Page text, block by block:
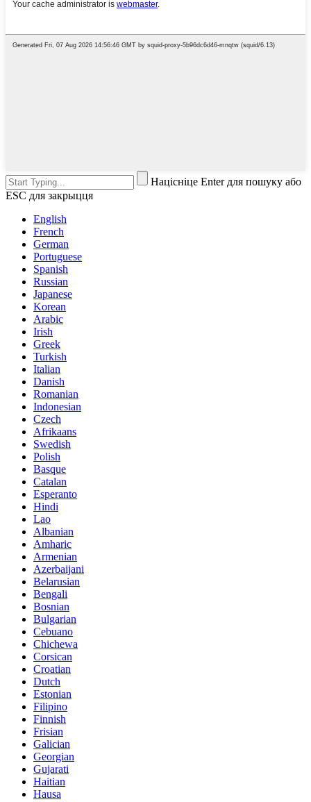
Націсніце Enter для пошуку або
ESC для закрыцця
English
French
German
Portuguese
Spanish
Russian
Japanese
Korean
Arabic
Irish
Greek
Turkish
Italian
Danish
Romanian
Indonesian
Czech
Afrikaans
Swedish
Polish
Basque
Catalan
Esperanto
Hindi
Lao
Albanian
Amharic
Armenian
Azerbaijani
Belarusian
Bengali
Bosnian
Bulgarian
Cebuano
Chichewa
Corsican
Croatian
Dutch
Estonian
Filipino
Finnish
Frisian
Galician
Georgian
Gujarati
Haitian
Hausa